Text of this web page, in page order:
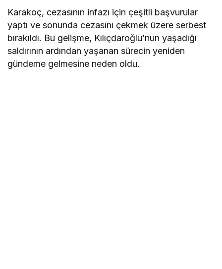
Karakoç, cezasının infazı için çeşitli başvurular
yaptı ve sonunda cezasını çekmek üzere serbest
bırakıldı. Bu gelişme, Kılıçdaroğlu’nun yaşadığı
saldırının ardından yaşanan sürecin yeniden
gündeme gelmesine neden oldu.